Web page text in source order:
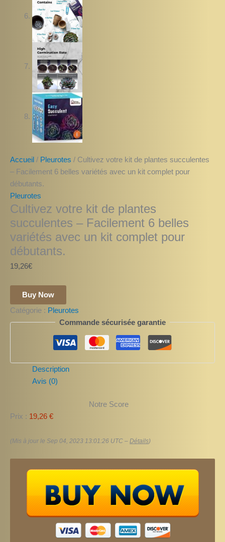
Accueil / Pleurotes / Cultivez votre kit de plantes succulentes
– Facilement 6 belles variétés avec un kit complet pour
débutants.
Pleurotes
Cultivez votre kit de plantes
succulentes – Facilement 6 belles
variétés avec un kit complet pour
débutants.
19,26€
Buy Now
Catégorie : Pleurotes
Commande sécurisée garantie
Description
Avis (0)
Notre Score
Prix : 19,26 €
(Mis à jour le Sep 04, 2023 13:01:26 UTC – Détails)